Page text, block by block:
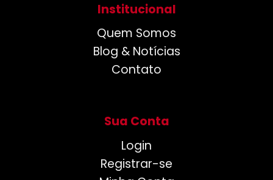
Institucional
Quem Somos
Blog & Notícias
Contato
Sua Conta
Login
Registrar-se